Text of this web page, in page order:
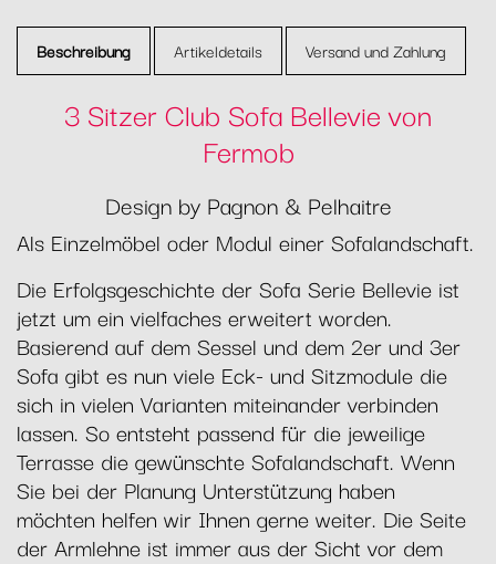
Beschreibung Artikeldetails Versand und Zahlung
3 Sitzer Club Sofa Bellevie von
Fermob
Design by Pagnon & Pelhaitre
Als Einzelmöbel oder Modul einer Sofalandschaft.
Die Erfolgsgeschichte der Sofa Serie Bellevie ist
jetzt um ein vielfaches erweitert worden.
Basierend auf dem Sessel und dem 2er und 3er
Sofa gibt es nun viele Eck- und Sitzmodule die
sich in vielen Varianten miteinander verbinden
lassen. So entsteht passend für die jeweilige
Terrasse die gewünschte Sofalandschaft. Wenn
Sie bei der Planung Unterstützung haben
möchten helfen wir Ihnen gerne weiter. Die Seite
der Armlehne ist immer aus der Sicht vor dem